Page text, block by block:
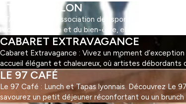
STAPS TOULON
STAPS Toulon : l'association des sportifs !
l'activité physique et du bien-être, elle offre une
CABARET EXTRAVAGANCE
Cabaret Extravagance : Vivez un moment
accueil élégant et chaleureux, où artistes
LE 97 CAFÉ
Le 97 Café : Lunch et Tapas lyonnais. Découvrez Le
savourez un petit déjeuner réconfortant ou un